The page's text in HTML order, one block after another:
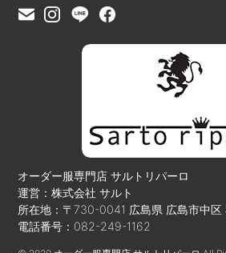
オーダー服専門店 サルトリパーロ
運営：株式会社 サルト
所在地：〒730-0041 広島県 広島市中
電話番号：082-249-1162